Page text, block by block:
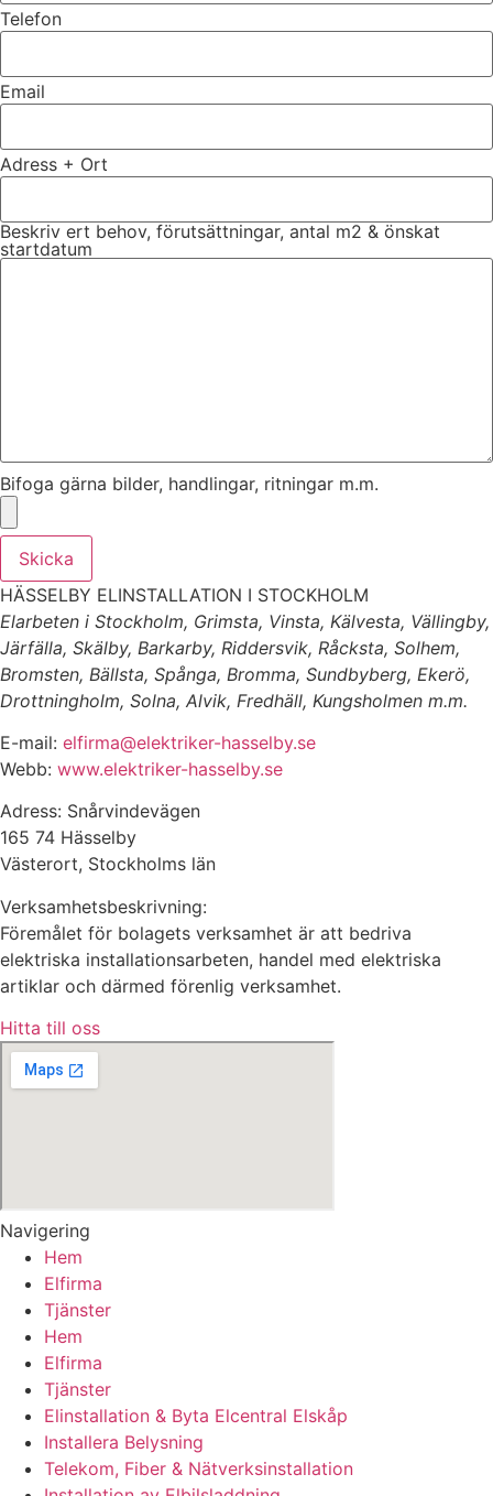
Telefon
Email
Adress + Ort
Beskriv ert behov, förutsättningar, antal m2 & önskat
startdatum
Bifoga gärna bilder, handlingar, ritningar m.m.
Skicka
HÄSSELBY ELINSTALLATION I STOCKHOLM
Elarbeten i Stockholm, Grimsta, Vinsta, Kälvesta, Vällingby,
Järfälla, Skälby, Barkarby, Riddersvik, Råcksta, Solhem,
Bromsten, Bällsta, Spånga, Bromma, Sundbyberg, Ekerö,
Drottningholm, Solna, Alvik, Fredhäll, Kungsholmen m.m.
E-mail: elfirma@elektriker-hasselby.se
Webb: www.elektriker-hasselby.se
Adress: Snårvindevägen
165 74 Hässelby
Västerort, Stockholms län
Verksamhetsbeskrivning:
Föremålet för bolagets verksamhet är att bedriva
elektriska installationsarbeten, handel med elektriska
artiklar och därmed förenlig verksamhet.
Hitta till oss
Navigering
Hem
Elfirma
Tjänster
Hem
Elfirma
Tjänster
Elinstallation & Byta Elcentral Elskåp
Installera Belysning
Telekom, Fiber & Nätverksinstallation